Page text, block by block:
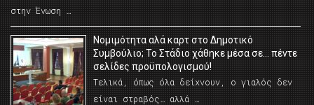
στην Ένωση …
Νομιμότητα αλά καρτ στο Δημοτικό
Συμβούλιο; Το Στάδιο χάθηκε μέσα σε… πέντε
σελίδες προϋπολογισμού!
Τελικά, όπως όλα δείχνουν, ο γιαλός δεν
είναι στραβός… αλλά …